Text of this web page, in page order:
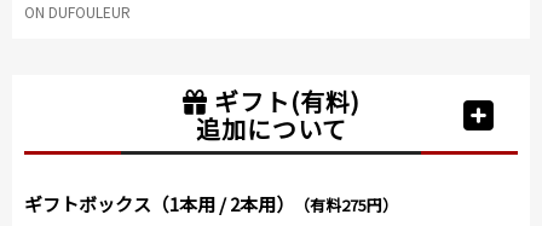
ON DUFOULEUR
ギフト(有料)
追加について
ギフトボックス（1本用 / 2本用） （有料275円）